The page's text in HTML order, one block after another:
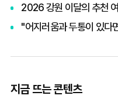
2026 강원 이달의 추천 여행지 태백·양구
"어지러움과 두통이 있다면 의심하
지금 뜨는 콘텐츠